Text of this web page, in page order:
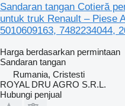
Sandaran tangan Cotieră
untuk truk Renault – Piese
5010609163, 7482234044,
Harga berdasarkan permintaan
Sandaran tangan
Rumania, Cristesti
ROYAL DRU AGRO S.R.L.
Hubungi penjual